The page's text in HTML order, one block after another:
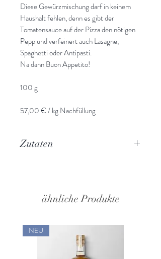
Diese Gewürzmischung darf in keinem
Haushalt fehlen, denn es gibt der
Tomatensauce auf der Pizza den nötigen
Pepp und verfeinert auch Lasagne,
Spaghetti oder Antipasti.
Na dann Buon Appetito!
100 g
57,00 € / kg Nachfüllung
Zutaten
ähnliche Produkte
NEU